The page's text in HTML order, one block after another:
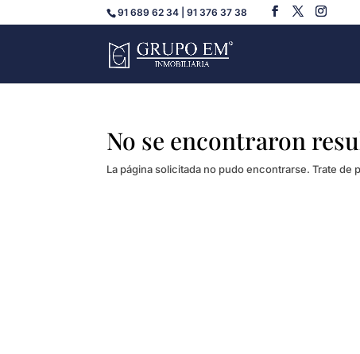
91 689 62 34 | 91 376 37 38
No se encontraron
La página solicitada no pudo encontrarse. Trate